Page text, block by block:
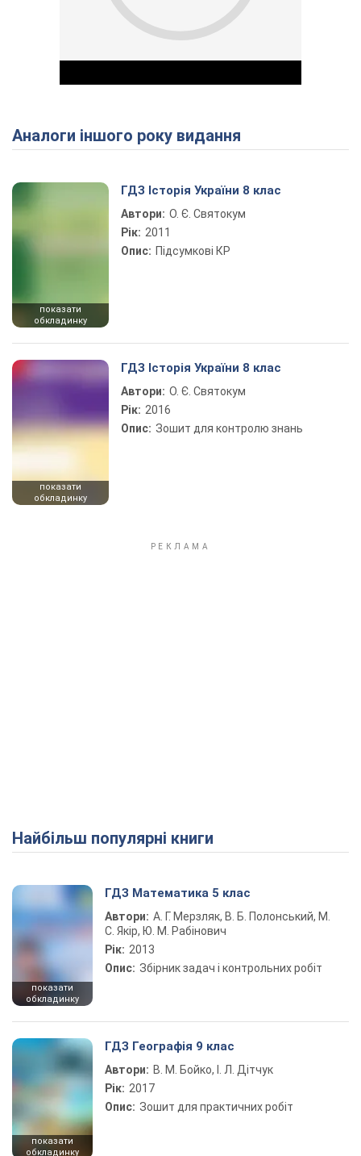
Play Video
Аналоги іншого року видання
показати
обкладинку
ГДЗ Історія України 8 клас
Автори: О. Є. Святокум
Рік: 2011
Опис: Підсумкові КР
показати
обкладинку
ГДЗ Історія України 8 клас
Автори: О. Є. Святокум
Рік: 2016
Опис: Зошит для контролю знань
Найбільш популярні книги
показати
обкладинку
ГДЗ Математика 5 клас
Автори: А. Г. Мерзляк, В. Б. Полонський, М.
С. Якір, Ю. М. Рабінович
Рік: 2013
Опис: Збірник задач і контрольних робіт
показати
обкладинку
ГДЗ Географія 9 клас
Автори: В. М. Бойко, І. Л. Дітчук
Рік: 2017
Опис: Зошит для практичних робіт